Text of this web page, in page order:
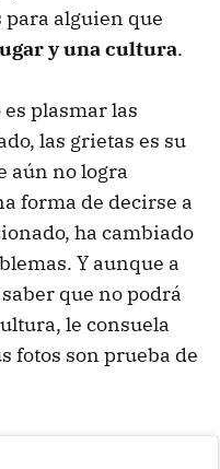
alguien que
y una cultura.
plasmar las
las grietas es su
aún no logra
forma de decirse a
ha cambiado
Y aunque a
que no podrá
le consuela
fotos son prueba de